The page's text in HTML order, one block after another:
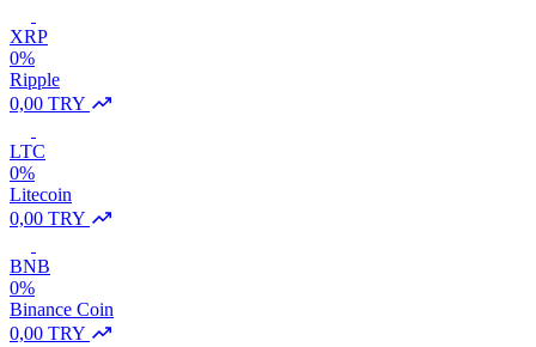
XRP
0%
Ripple
0,00 TRY
LTC
0%
Litecoin
0,00 TRY
BNB
0%
Binance Coin
0,00 TRY